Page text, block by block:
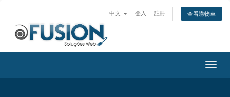
中文 登入 註冊 查看購物車